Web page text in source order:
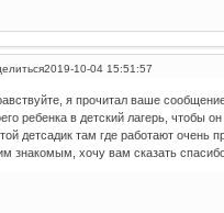
2019-10-04 15:51:57
я прочитал ваше
ребенка в детский лагерь, чтобы
детсадик там где работают очень
знакомым, хочу вам сказать